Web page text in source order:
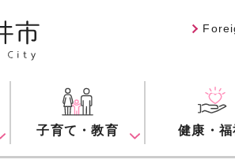
子育て・教育 健康・福